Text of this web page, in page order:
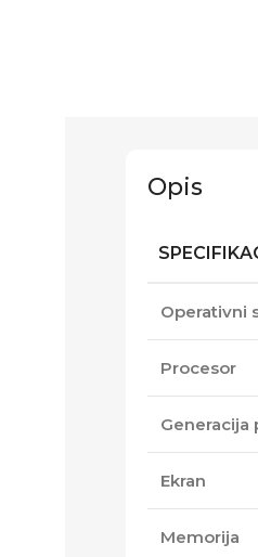
Opis
Operativni
Procesor
Generacija
Ekran
Memorija